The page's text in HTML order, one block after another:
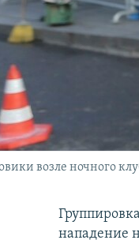
возле ночного
нападение